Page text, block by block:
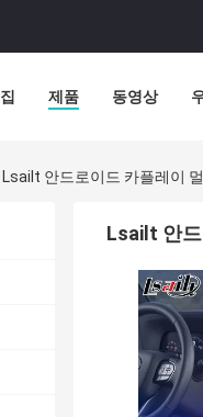
집 제품 동영상
Lsailt 안드로이드 카플레이
Lsailt 안